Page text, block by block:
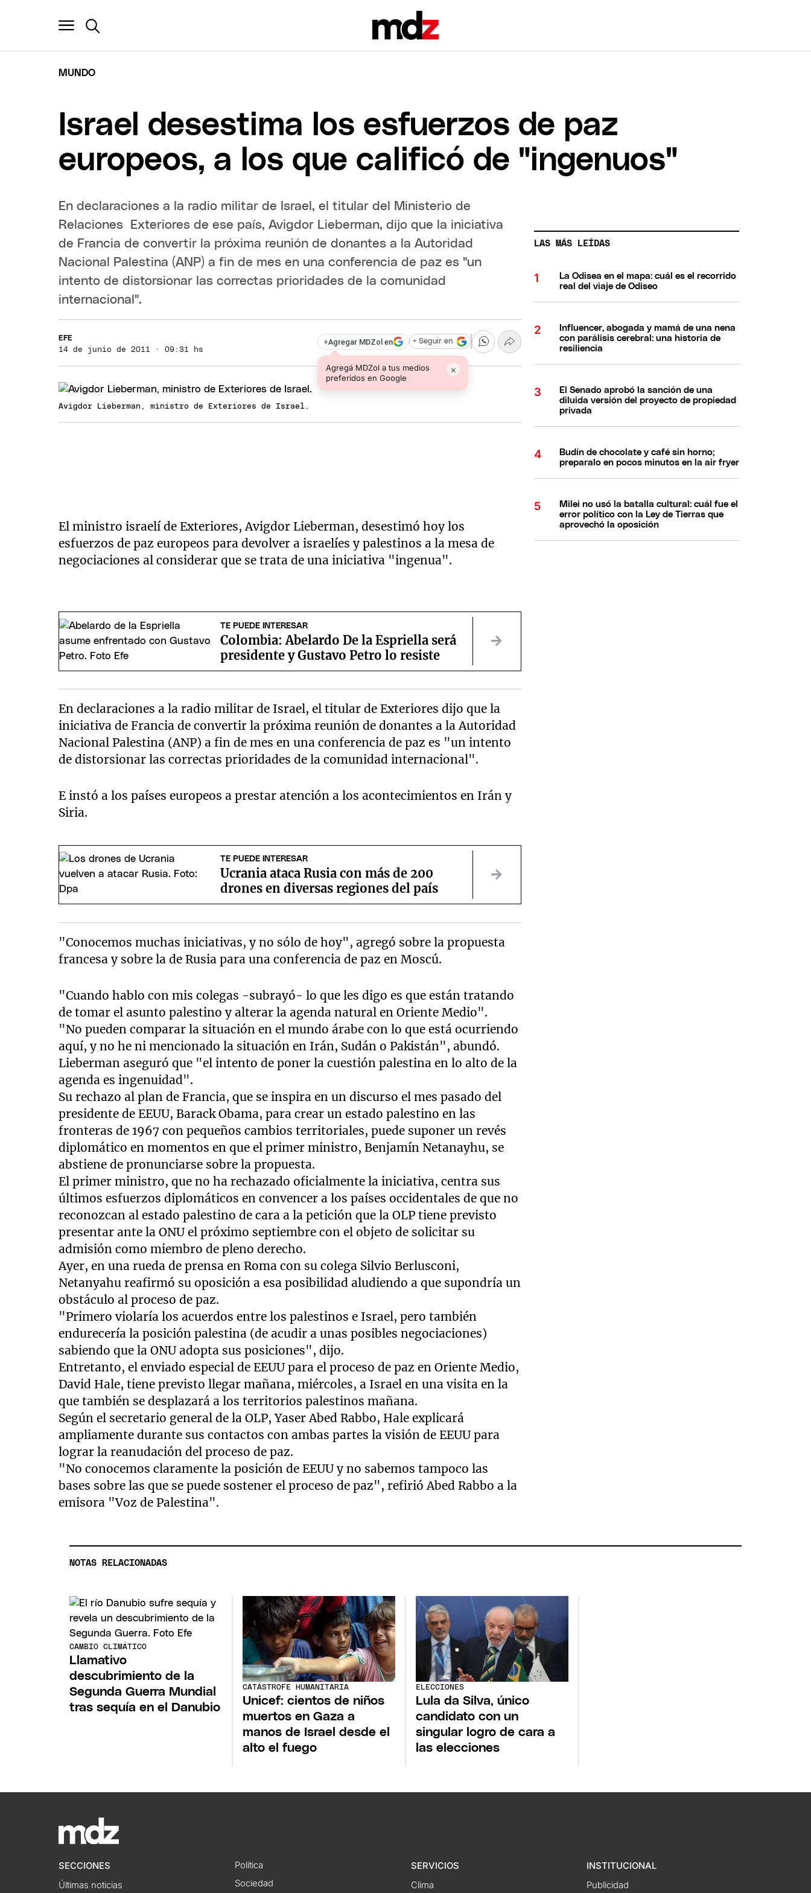
MUNDO
Israel desestima los esfuerzos de paz
europeos, a los que calificó de "ingenuos"
En declaraciones a la radio militar de Israel, el titular del Ministerio de
Relaciones Exteriores de ese país, Avigdor Lieberman, dijo que la iniciativa
de Francia de convertir la próxima reunión de donantes a la Autoridad
Nacional Palestina (ANP) a fin de mes en una conferencia de paz es "un
intento de distorsionar las correctas prioridades de la comunidad
internacional".
EFE
14 de junio de 2011 · 09:31 hs
+Agregar MDZol en
Agregá MDZol a tus medios
preferidos en Google
×
+ Seguir en
Avigdor Lieberman, ministro de Exteriores de Israel.
El ministro israelí de Exteriores, Avigdor Lieberman, desestimó hoy los
esfuerzos de paz europeos para devolver a israelíes y palestinos a la mesa de
negociaciones al considerar que se trata de una iniciativa "ingenua".
TE PUEDE INTERESAR
Colombia: Abelardo De la Espriella será
presidente y Gustavo Petro lo resiste
En declaraciones a la radio militar de Israel, el titular de Exteriores dijo que la
iniciativa de Francia de convertir la próxima reunión de donantes a la Autoridad
Nacional Palestina (ANP) a fin de mes en una conferencia de paz es "un intento
de distorsionar las correctas prioridades de la comunidad internacional".
E instó a los países europeos a prestar atención a los acontecimientos en Irán y
Siria.
TE PUEDE INTERESAR
Ucrania ataca Rusia con más de 200
drones en diversas regiones del país
"Conocemos muchas iniciativas, y no sólo de hoy", agregó sobre la propuesta
francesa y sobre la de Rusia para una conferencia de paz en Moscú.
"Cuando hablo con mis colegas -subrayó- lo que les digo es que están tratando
de tomar el asunto palestino y alterar la agenda natural en Oriente Medio".
"No pueden comparar la situación en el mundo árabe con lo que está ocurriendo
aquí, y no he ni mencionado la situación en Irán, Sudán o Pakistán", abundó.
Lieberman aseguró que "el intento de poner la cuestión palestina en lo alto de la
agenda es ingenuidad".
Su rechazo al plan de Francia, que se inspira en un discurso el mes pasado del
presidente de EEUU, Barack Obama, para crear un estado palestino en las
fronteras de 1967 con pequeños cambios territoriales, puede suponer un revés
diplomático en momentos en que el primer ministro, Benjamín Netanayhu, se
abstiene de pronunciarse sobre la propuesta.
El primer ministro, que no ha rechazado oficialmente la iniciativa, centra sus
últimos esfuerzos diplomáticos en convencer a los países occidentales de que no
reconozcan al estado palestino de cara a la petición que la OLP tiene previsto
presentar ante la ONU el próximo septiembre con el objeto de solicitar su
admisión como miembro de pleno derecho.
Ayer, en una rueda de prensa en Roma con su colega Silvio Berlusconi,
Netanyahu reafirmó su oposición a esa posibilidad aludiendo a que supondría un
obstáculo al proceso de paz.
"Primero violaría los acuerdos entre los palestinos e Israel, pero también
endurecería la posición palestina (de acudir a unas posibles negociaciones)
sabiendo que la ONU adopta sus posiciones", dijo.
Entretanto, el enviado especial de EEUU para el proceso de paz en Oriente Medio,
David Hale, tiene previsto llegar mañana, miércoles, a Israel en una visita en la
que también se desplazará a los territorios palestinos mañana.
Según el secretario general de la OLP, Yaser Abed Rabbo, Hale explicará
ampliamente durante sus contactos con ambas partes la visión de EEUU para
lograr la reanudación del proceso de paz.
"No conocemos claramente la posición de EEUU y no sabemos tampoco las
bases sobre las que se puede sostener el proceso de paz", refirió Abed Rabbo a la
emisora "Voz de Palestina".
LAS MÁS LEÍDAS
La Odisea en el mapa: cuál es el recorrido
real del viaje de Odiseo
Influencer, abogada y mamá de una nena
con parálisis cerebral: una historia de
resiliencia
El Senado aprobó la sanción de una
diluida versión del proyecto de propiedad
privada
Budín de chocolate y café sin horno;
preparalo en pocos minutos en la air fryer
Milei no usó la batalla cultural: cuál fue el
error político con la Ley de Tierras que
aprovechó la oposición
NOTAS RELACIONADAS
CAMBIO CLIMÁTICO
Llamativo
descubrimiento de la
Segunda Guerra Mundial
tras sequía en el Danubio
CATÁSTROFE HUMANITARIA
Unicef: cientos de niños
muertos en Gaza a
manos de Israel desde el
alto el fuego
ELECCIONES
Lula da Silva, único
candidato con un
singular logro de cara a
las elecciones
SECCIONES
Últimas noticias
Política
Sociedad
SERVICIOS
Clima
INSTITUCIONAL
Publicidad